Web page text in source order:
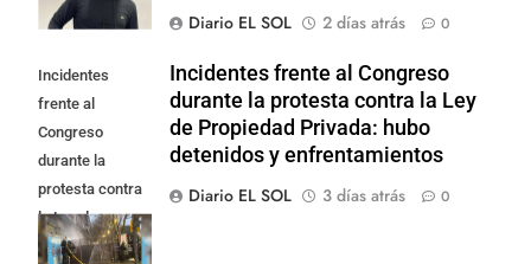
Diario EL SOL
2 días atrás 0
Incidentes
frente al
Congreso
durante la
protesta contra
la Ley de
Propiedad
Incidentes frente al Congreso
durante la protesta contra la Ley
de Propiedad Privada: hubo
detenidos y enfrentamientos
Diario EL SOL
3 días atrás 0